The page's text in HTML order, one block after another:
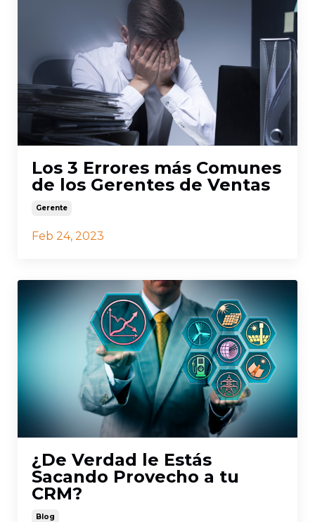
Los 3 Errores más Comunes
de los Gerentes de Ventas
Gerente
Feb 24, 2023
¿De Verdad le Estás
Sacando Provecho a tu
CRM?
Blog